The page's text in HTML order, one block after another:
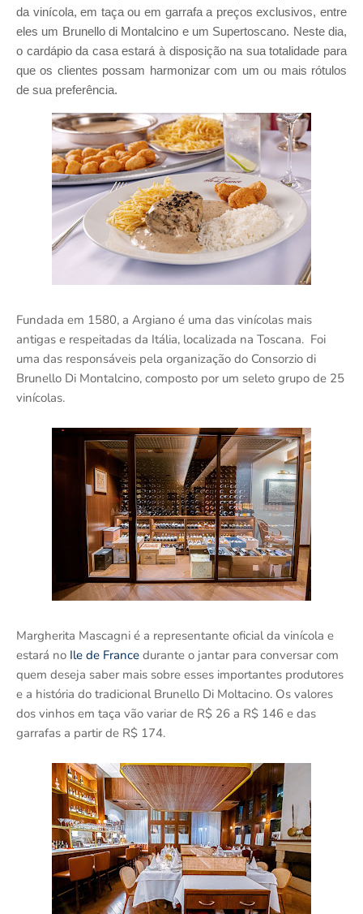
da vinícola, em taça ou em garrafa a preços exclusivos, entre
eles um Brunello di Montalcino e um Supertoscano. Neste dia,
o cardápio da casa estará à disposição na sua totalidade para
que os clientes possam harmonizar com um ou mais rótulos
de sua preferência.
Fundada em 1580, a Argiano é uma das vinícolas mais
antigas e respeitadas da Itália, localizada na Toscana. Foi
uma das responsáveis pela organização do Consorzio di
Brunello Di Montalcino, composto por um seleto grupo de 25
vinícolas.
Margherita Mascagni é a representante oficial da vinícola e
estará no Ile de France durante o jantar para conversar com
quem deseja saber mais sobre esses importantes produtores
e a história do tradicional Brunello Di Moltacino. Os valores
dos vinhos em taça vão variar de R$ 26 a R$ 146 e das
garrafas a partir de R$ 174.